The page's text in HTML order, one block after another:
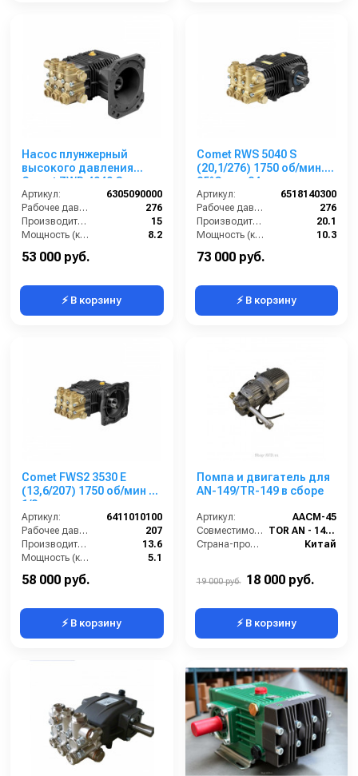
Насос плунжерный
высокого давления
Comet ZWD 4040 G
(15/276) 3400 об/мин.Ø
1”п.в.
Артикул:
6305090000
Рабочее давление (бар):
276
Производительность (л/мин):
15
Мощность (кВт):
8.2
Обороты двигателя (об/мин):
53 000 руб.
⚡ В корзину
Comet RWS 5040 S
(20,1/276) 1750 об/мин.
85°C вал 24мм
Артикул:
6518140300
Рабочее давление (бар):
276
Производительность (л/мин):
20.1
Мощность (кВт):
10.3
Обороты двигателя (об/мин):
73 000 руб.
⚡ В корзину
Comet FWS2 3530 E
(13,6/207) 1750 об/мин 1”
1/8 п.в.
Артикул:
6411010100
Рабочее давление (бар):
207
Производительность (л/мин):
13.6
Мощность (кВт):
5.1
Обороты двигателя (об/мин):
58 000 руб.
⚡ В корзину
Помпа и двигатель для
AN-149/TR-149 в сборе
Артикул:
AACM-45
Совместимость:
TOR AN - 149 / TR - 149
Страна-производитель:
Китай
19 000 руб. 18 000 руб.
⚡ В корзину